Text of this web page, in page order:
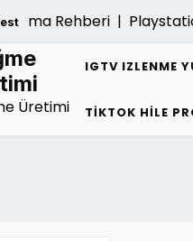
Rehberi |Playstation
Üretimi
IGTV IZLENME
TIKTOK HILE